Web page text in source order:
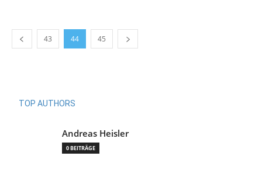
43 44 45
TOP AUTHORS
Andreas Heisler
0 BEITRÄGE